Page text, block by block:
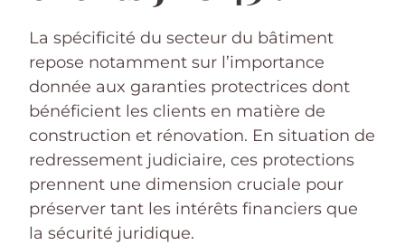
La spécificité du secteur du bâtiment
repose notamment sur l’importance
donnée aux garanties protectrices dont
bénéficient les clients en matière de
construction et rénovation. En situation de
redressement judiciaire, ces protections
prennent une dimension cruciale pour
préserver tant les intérêts financiers que
la sécurité juridique.